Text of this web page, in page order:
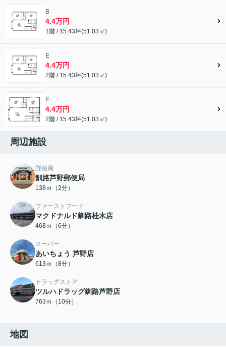
B
4.4万円
1階 / 15.43坪(51.03㎡)
E
4.4万円
2階 / 15.43坪(51.03㎡)
F
4.4万円
2階 / 15.43坪(51.03㎡)
周辺施設
郵便局
釧路芦野郵便局
138ｍ（2分）
ファーストフード
マクドナルド釧路桂木店
468ｍ（6分）
スーパー
あいちょう 芦野店
613ｍ（8分）
ドラッグストア
ツルハドラッグ釧路芦野店
763ｍ（10分）
地図